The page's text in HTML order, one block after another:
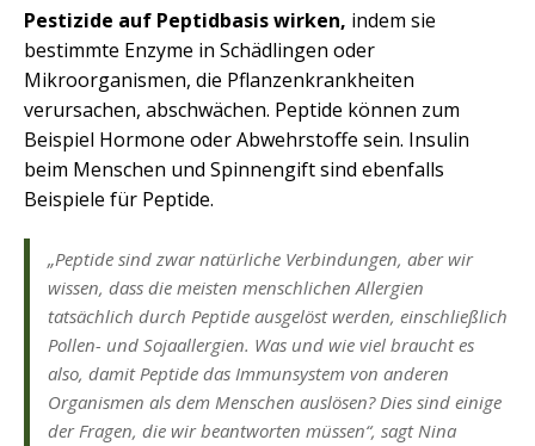
Pestizide auf Peptidbasis wirken, indem sie
bestimmte Enzyme in Schädlingen oder
Mikroorganismen, die Pflanzenkrankheiten
verursachen, abschwächen. Peptide können zum
Beispiel Hormone oder Abwehrstoffe sein. Insulin
beim Menschen und Spinnengift sind ebenfalls
Beispiele für Peptide.
„Peptide sind zwar natürliche Verbindungen, aber wir
wissen, dass die meisten menschlichen Allergien
tatsächlich durch Peptide ausgelöst werden, einschließlich
Pollen- und Sojaallergien. Was und wie viel braucht es
also, damit Peptide das Immunsystem von anderen
Organismen als dem Menschen auslösen? Dies sind einige
der Fragen, die wir beantworten müssen“, sagt Nina